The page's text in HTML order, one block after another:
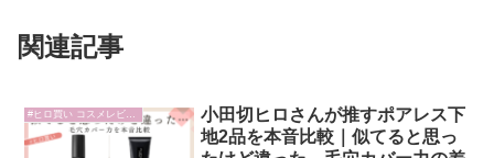
関連記事
小田切ヒロさんが推すポアレス下
地2品を本音比較｜似てると思っ